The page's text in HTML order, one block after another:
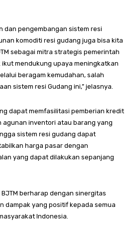
dan pengembangan sistem resi
komoditi resi gudang juga bisa kita
sebagai mitra strategis pemerintah
mendukung upaya meningkatkan
beragam kemudahan, salah
sistem resi Gudang ini,” jelasnya.
dapat memfasilitasi pemberian kredit
agunan inventori atau barang yang
sistem resi gudang dapat
harga pasar dengan
yang dapat dilakukan sepanjang
berharap dengan sinergitas
dampak yang positif kepada semua
Indonesia.